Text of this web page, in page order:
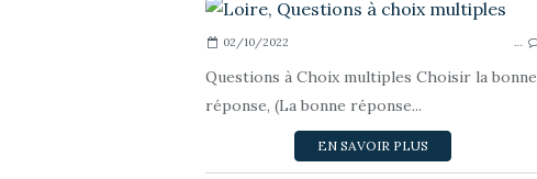
02/10/2022 …
Questions à Choix multiples Choisir la bonne
réponse, (La bonne réponse...
EN SAVOIR PLUS